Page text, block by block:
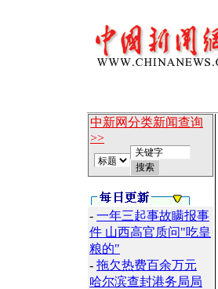
中新网分类新闻查询
>>
- 一年三起事故瞒报事
件 山西高官质问"吃皇
粮的"
- 拖欠热费百余万元
哈尔滨查封港务局局